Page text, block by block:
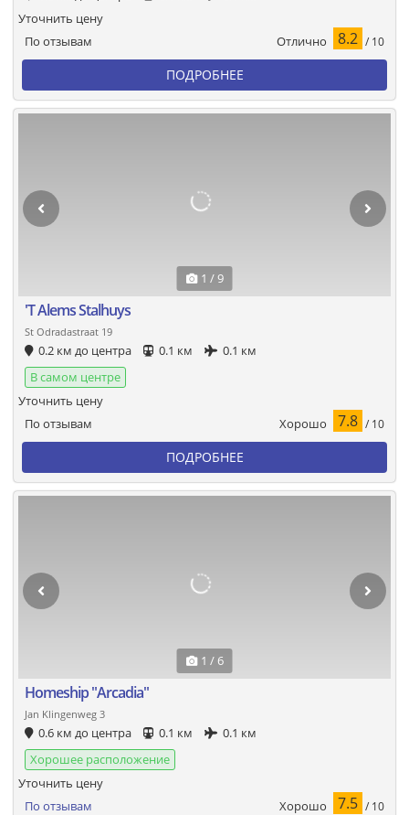
По отзывам Отлично 8.2 / 10
Уточнить цену
ПОДРОБНЕЕ
1 / 9
'T Alems Stalhuys
St Odradastraat 19
0.2 км до центра 0.1 км
0.1 км
В самом центре
По отзывам Хорошо 7.8 / 10
Уточнить цену
ПОДРОБНЕЕ
1 / 6
Homeship "Arcadia"
Jan Klingenweg 3
0.6 км до центра 0.1 км
0.1 км
Хорошее расположение
По отзывам Хорошо 7.5 / 10
Уточнить цену